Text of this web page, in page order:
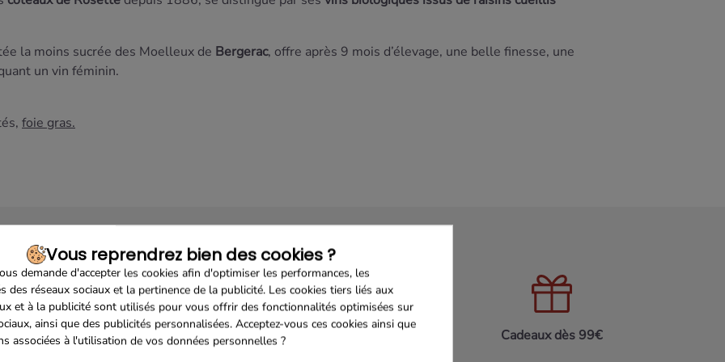
la moins sucrée des Moelleux de Bergerac, offre après 9 mois d’élevage, une belle finesse, une
un vin féminin.
foie gras.
Franco de port 79€ Livraison 24h/48h Cadeaux dès 99€
Vous reprendrez bien des cookies ?
demande d'accepter les cookies afin d'optimiser les performances, les
des réseaux sociaux et la pertinence de la publicité. Les cookies tiers liés aux
et à la publicité sont utilisés pour vous offrir des fonctionnalités optimisées sur
ainsi que des publicités personnalisées. Acceptez-vous ces cookies ainsi que
associées à l'utilisation de vos données personnelles ?